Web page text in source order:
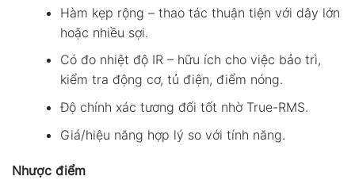
Hàm kẹp rộng – thao tác thuận tiện với dây lớn
hoặc nhiều sợi.
Có đo nhiệt độ IR – hữu ích cho việc bảo trì,
kiểm tra động cơ, tủ điện, điểm nóng.
Độ chính xác tương đối tốt nhờ True-RMS.
Giá/hiệu năng hợp lý so với tính năng.
Nhược điểm